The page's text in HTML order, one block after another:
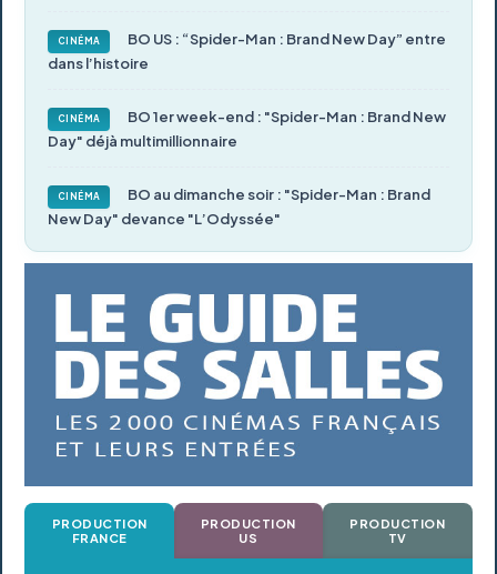
CINÉMA
BO US : “Spider-Man : Brand New Day” entre
dans l’histoire
CINÉMA
BO 1er week-end : "Spider-Man : Brand New
Day" déjà multimillionnaire
CINÉMA
BO au dimanche soir : "Spider-Man : Brand
New Day" devance "L’Odyssée"
PRODUCTION
FRANCE
PRODUCTION
US
PRODUCTION
TV